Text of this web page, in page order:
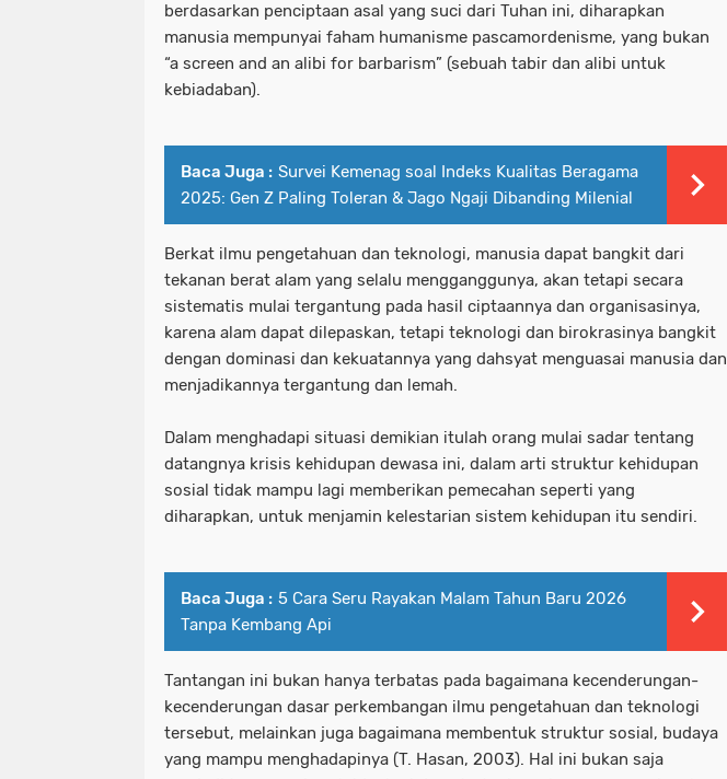
berdasarkan penciptaan asal yang suci dari Tuhan ini, diharapkan
manusia mempunyai faham humanisme pascamordenisme, yang bukan
“a screen and an alibi for barbarism” (sebuah tabir dan alibi untuk
kebiadaban).
Baca Juga : Survei Kemenag soal Indeks Kualitas Beragama
2025: Gen Z Paling Toleran & Jago Ngaji Dibanding Milenial
Berkat ilmu pengetahuan dan teknologi, manusia dapat bangkit dari
tekanan berat alam yang selalu mengganggunya, akan tetapi secara
sistematis mulai tergantung pada hasil ciptaannya dan organisasinya,
karena alam dapat dilepaskan, tetapi teknologi dan birokrasinya bangkit
dengan dominasi dan kekuatannya yang dahsyat menguasai manusia dan
menjadikannya tergantung dan lemah.
Dalam menghadapi situasi demikian itulah orang mulai sadar tentang
datangnya krisis kehidupan dewasa ini, dalam arti struktur kehidupan
sosial tidak mampu lagi memberikan pemecahan seperti yang
diharapkan, untuk menjamin kelestarian sistem kehidupan itu sendiri.
Baca Juga : 5 Cara Seru Rayakan Malam Tahun Baru 2026
Tanpa Kembang Api
Tantangan ini bukan hanya terbatas pada bagaimana kecenderungan-
kecenderungan dasar perkembangan ilmu pengetahuan dan teknologi
tersebut, melainkan juga bagaimana membentuk struktur sosial, budaya
yang mampu menghadapinya (T. Hasan, 2003). Hal ini bukan saja